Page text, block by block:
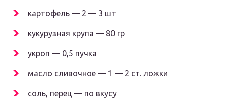
картофель — 2 — 3 шт
кукурузная крупа — 80 гр
укроп — 0,5 пучка
масло сливочное — 1 — 2 ст. ложки
соль, перец — по вкусу